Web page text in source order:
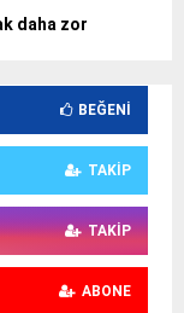
daha zor
BEĞENI
TAKIP
TAKIP
ABONE